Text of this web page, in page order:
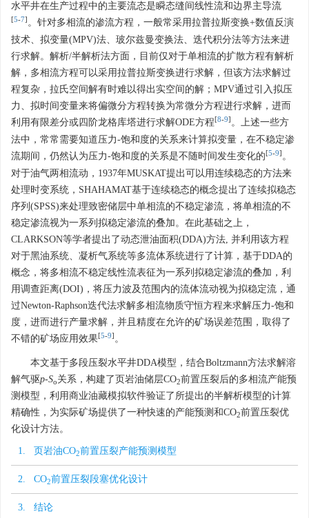
水平井在生产过程中的主要流态是瞬态缝间线性流和边界主导流
[5-7] 。针对多相流的渗流方程，一般常采用拉普拉斯变换+数值反演
技术、拟变量(MPV)法、玻尔兹曼变换法、迭代积分法等方法来进
行求解。解析/半解析法方面，目前仅对于单相流的扩散方程有解析
解，多相流方程可以采用拉普拉斯变换进行求解，但该方法求解过
程复杂，拉氏空间解有时难以得出实空间的解；MPV通过引入拟压
力、拟时间变量来将偏微分方程转换为常微分方程进行求解，进而
利用有限差分或四阶龙格库塔进行求解ODE方程[8-9] 。上述一些方
法中，常常需要知道压力-饱和度的关系来计算拟变量，在不稳定渗
流期间，仍然认为压力-饱和度的关系是不随时间发生变化的[5-9] 。
对于油气两相流动，1937年MUSKAT提出可以用连续稳态的方法来
处理时变系统，SHAHAMAT基于连续稳态的概念提出了连续拟稳态
序列(SPSS)来处理致密储层中单相流的不稳定渗流，将单相流的不
稳定渗流视为一系列拟稳定渗流的叠加。在此基础之上，
CLARKSON等学者提出了动态泄油面积(DDA)方法, 并利用该方程
对于黑油系统、凝析气系统等多流体系统进行了计算，基于DDA的
概念，将多相流不稳定线性流表征为一系列拟稳定渗流的叠加，利
用调查距离(DOI)，将压力波及范围内的流体流动视为拟稳定流，通
过Newton-Raphson迭代法求解多相流物质守恒方程来求解压力-饱和
度，进而进行产量求解，并且精度在允许的矿场误差范围，取得了
不错的矿场应用效果[5-9] 。
本文基于多段压裂水平井DDA模型，结合Boltzmann方法求解溶
解气驱p-So关系，构建了页岩油储层CO2前置压裂后的多相流产能预
测模型，利用商业油藏模拟软件验证了所提出的半解析模型的计算
精确性，为实际矿场提供了一种快速的产能预测和CO2前置压裂优
化设计方法。
1. 页岩油CO2前置压裂产能预测模型
2. CO2前置压裂段塞优化设计
3. 结论